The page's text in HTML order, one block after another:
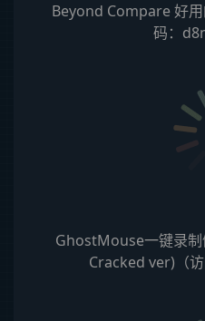
Beyond Compare 好
码：
GhostMouse一键录
Cracked ver)（访